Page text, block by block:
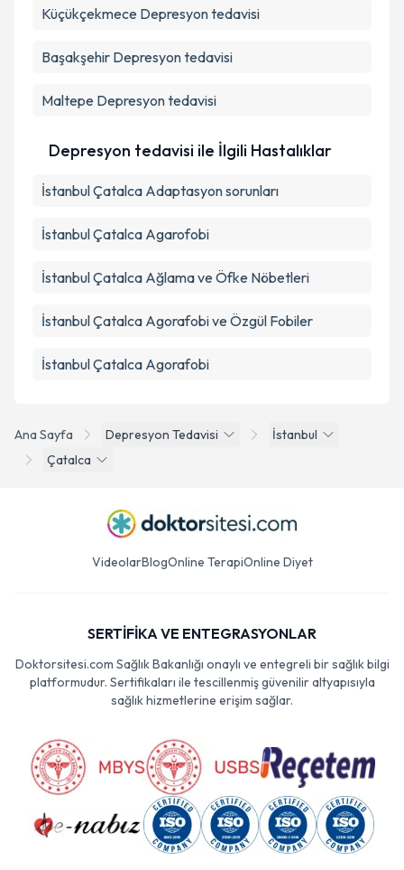
Ana Sayfa Depresyon Tedavisi
İstanbul
Çatalca
Küçükçekmece Depresyon tedavisi
Başakşehir Depresyon tedavisi
Maltepe Depresyon tedavisi
Depresyon tedavisi ile İlgili Hastalıklar
İstanbul Çatalca Adaptasyon sorunları
İstanbul Çatalca Agarofobi
İstanbul Çatalca Ağlama ve Öfke Nöbetleri
İstanbul Çatalca Agorafobi ve Özgül Fobiler
İstanbul Çatalca Agorafobi
VideolarBlogOnline TerapiOnline Diyet
SERTİFİKA VE ENTEGRASYONLAR
Doktorsitesi.com Sağlık Bakanlığı onaylı ve entegreli bir sağlık bilgi
platformudur. Sertifikaları ile tescillenmiş güvenilir altyapısıyla
sağlık hizmetlerine erişim sağlar.